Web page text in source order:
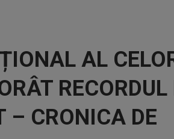
AL
RECORDUL
– CRONICA DE